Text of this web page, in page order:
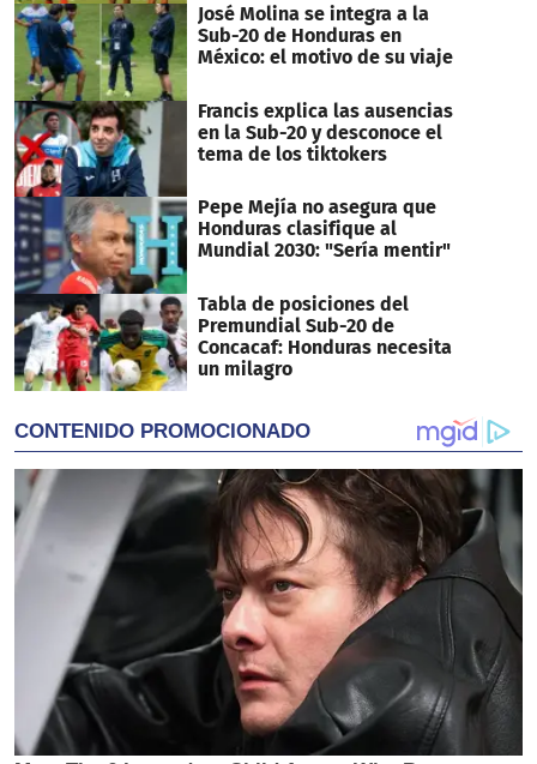
José Molina se integra a la
Sub-20 de Honduras en
México: el motivo de su viaje
Francis explica las ausencias
en la Sub-20 y desconoce el
tema de los tiktokers
Pepe Mejía no asegura que
Honduras clasifique al
Mundial 2030: "Sería mentir"
Tabla de posiciones del
Premundial Sub-20 de
Concacaf: Honduras necesita
un milagro